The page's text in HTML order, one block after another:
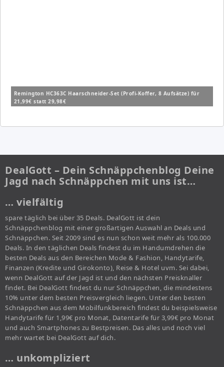
Remington HC363C Haarschneider-Set (Profi-Koffer, 8 Aufsätze) für
21,99€ statt 29,98€
DealGott – Dein Schnäppchenblog Deine
Jagd nach Schnäppchen mit uns ist…
… vielfältig
spare täglich bei über 35 Deals. DealGott ist dein
Schnäppchenblog mit einer großartigen Auswahl an Deals und
Schnäppchen. Seit 2009 sind es nun schon weit mehr als 100.000
Deals. In den täglichen Deals findest du im Handumdrehen die
besten Deals aus den Bereichen Mode & Fashion, Handytarife,
Finanzen (Kredite und Girokonto), Reise & Hotel uvm. Sei dabei,
wenn DealGott auf der Jagd ist und den nächsten Preisknaller
findet. Bei DealGott findest du nur Schnäppchen, die mindestens
10% unter dem besten Preisvergleich liegen. Unter den besten
Schnäppchen aus dem Mobilfunkbereich findest du beispielsweise
Handytarife für 1,99€ pro Monat, Datentarife für 3,99€ pro Monat
und auch Smartphones zu Bestpreisen. Das alles und noch viel
mehr wartet bei DealGott auf dich.
… unkompliziert